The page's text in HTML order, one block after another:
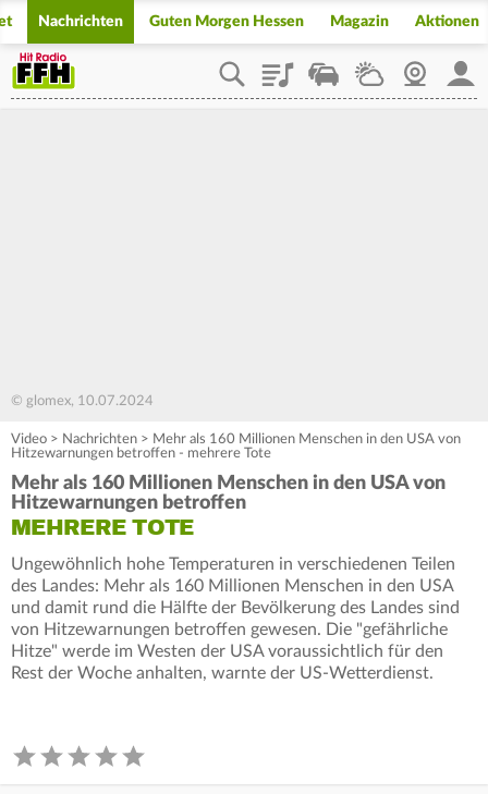
Nachrichten Guten Morgen Hessen Magazin Aktionen
PlaylistStaupilotWetterWebcam
© glomex, 10.07.2024
Video > Nachrichten > Mehr als 160 Millionen Menschen in den USA von
Hitzewarnungen betroffen - mehrere Tote
Mehr als 160 Millionen Menschen in den USA von
Hitzewarnungen betroffen
MEHRERE TOTE
Ungewöhnlich hohe Temperaturen in verschiedenen Teilen
des Landes: Mehr als 160 Millionen Menschen in den USA
und damit rund die Hälfte der Bevölkerung des Landes sind
von Hitzewarnungen betroffen gewesen. Die "gefährliche
Hitze" werde im Westen der USA voraussichtlich für den
Rest der Woche anhalten, warnte der US-Wetterdienst.